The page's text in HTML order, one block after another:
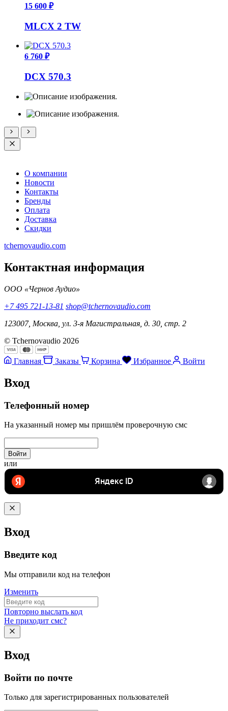
15 600 ₽
MLCX 2 TW
6 760 ₽
DCX 570.3
О компании
Новости
Контакты
Бренды
Оплата
Доставка
Скидки
tchernovaudio.com
Контактная информация
ООО «Чернов Аудио»
+7 495 721-13-81 shop@tchernovaudio.com
123007, Москва, ул. 3-я Магистральная, д. 30, стр. 2
© Tchernovaudio 2026
Главная Заказы Корзина Избранное Войти
Вход
Телефонный номер
На указанный номер мы пришлём проверочную смс
Войти
или
Вход
Введите код
Мы отправили код на телефон
Изменить
Повторно выслать код
Не приходит смс?
Вход
Войти по почте
Только для зарегистрированных пользователей